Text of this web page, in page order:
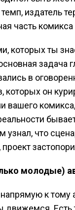
издатель
часть
которых ты
задача
в
которых он
вашего
что
молодые)
к